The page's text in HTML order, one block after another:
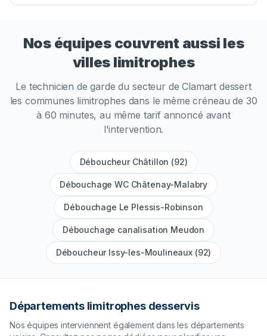
Nos équipes couvrent aussi les
villes limitrophes
Le technicien de garde du secteur deClamart dessert
les communes limitrophes dans le même créneau de 30
à 60 minutes, au même tarif annoncé avant
l'intervention.
Déboucheur Châtillon (92)
Débouchage WC Châtenay-Malabry
Débouchage Le Plessis-Robinson
Débouchage canalisation Meudon
Déboucheur Issy-les-Moulineaux (92)
Départements limitrophes desservis
Nos équipes interviennent également dans les départements